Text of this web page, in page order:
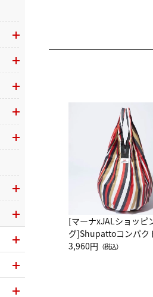
[マーナxJALショッピ
グ]Shupattoコンパク
グ Drop JAL客室乗務員
3,960円 （税込）